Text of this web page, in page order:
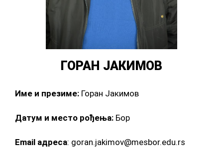
ГОРАН ЈАКИМОВ
Име и презиме: Горан Јакимов
Датум и место рођења: Бор
Email адреса: goran.jakimov@mesbor.edu.rs